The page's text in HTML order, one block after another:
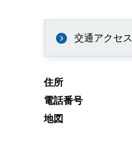
交通アクセス
住所
電話番号
地図